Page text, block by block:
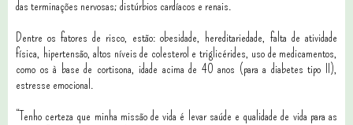
das terminações nervosas; distúrbios cardíacos e renais.
Dentre os fatores de risco, estão: obesidade, hereditariedade, falta de atividade
física, hipertensão, altos níveis de colesterol e triglicérides, uso de medicamentos,
como os à base de cortisona, idade acima de 40 anos (para a diabetes tipo II),
estresse emocional.
“Tenho certeza que minha missão de vida é levar saúde e qualidade de vida para as